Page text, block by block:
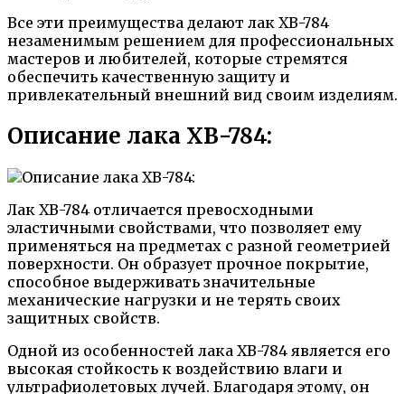
Все эти преимущества делают лак ХВ-784
незаменимым решением для профессиональных
мастеров и любителей, которые стремятся
обеспечить качественную защиту и
привлекательный внешний вид своим изделиям.
Описание лака ХВ-784:
Лак ХВ-784 отличается превосходными
эластичными свойствами, что позволяет ему
применяться на предметах с разной геометрией
поверхности. Он образует прочное покрытие,
способное выдерживать значительные
механические нагрузки и не терять своих
защитных свойств.
Одной из особенностей лака ХВ-784 является его
высокая стойкость к воздействию влаги и
ультрафиолетовых лучей. Благодаря этому, он